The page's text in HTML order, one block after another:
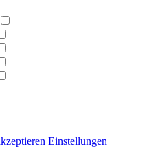
Einstellungen